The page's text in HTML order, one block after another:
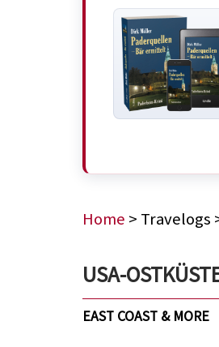
Home > Travelogs
USA-
EAST COAST & MORE